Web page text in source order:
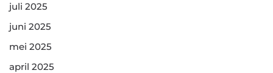
juli 2025
juni 2025
mei 2025
april 2025